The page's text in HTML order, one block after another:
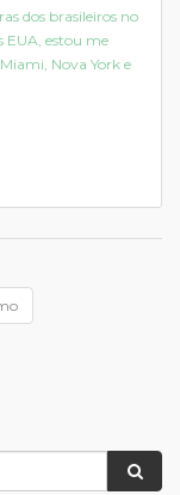
dos brasileiros no
EUA, estou me
Nova York e